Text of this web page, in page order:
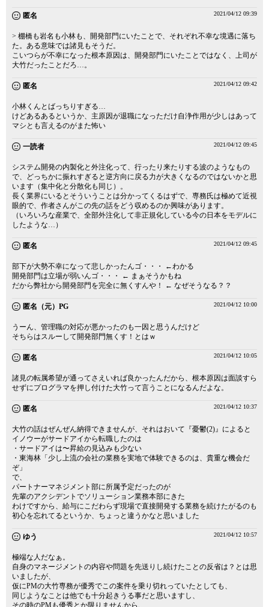
匿名 2021/04/12 09:39
> 棚橋も岩名も小林も、開発部門にいたことで、それぞれ不幸な境遇に落ち
た。ある意味では諸見もそうだ。
こいつらが不幸になった根本原因は、開発部門にいたことではなく、上司が
大竹だったことだろ…。
匿名 2021/04/12 09:42
小林くんとばっちりすぎる…
けどあるあるというか、主原因が退職になっただけ自浄作用が少しはあって
マシとも言えるのがまた怖い
一読者 2021/04/12 09:45
システム開発の内製化と外注化って、行ったり来たりする波のようなもの
で、どっちかに振れすぎると逆方向に戻る力が大きくなるのではないかと思
います（集中化と分散化も同じ）。
長く業界にいるとそういうことは分かってくるはずで、専務氏は極めて近視
眼的で、作者さんがこの先の話をどう収めるのか興味があります。
（いろいろな産業で、全部外注化して非正規化している今の日本をモデルに
したような…）
匿名 2021/04/12 09:45
部下が大勢不幸になって悲しかったんゴ・・・ ←わかる
開発部門は立場が弱いんゴ・・・ ← まぁそうかもね
だから弊社から開発部門を完全に無くすんや！ ← なぜそうなる？？
匿名（元）PG 2021/04/12 10:00
うーん、管理職の対応が悪かったのも一因と思うんだけど
そちらはスルーして開発部門無くす！とはｗ
匿名 2021/04/12 10:05
諸見の転属希望が通ってさえいれば良かったんだから、根本原因は面談すら
せずにプログラマを押し付けた大竹って言うことになるんだよな。
匿名 2021/04/12 10:37
大竹の話はぜんぜん納得できませんが、それはおいて『憂鬱(2)』によると
イノウーがサードアイから転職したのは
・サードアイは〜昇給の見込みも少ない
・東海林「少し上流の会社の業務を実地で体験できるのは、貴重な機会だ
ぞ」
で、
パートナーマネジメント部に所属予定だったのが
先輩のアクシデントでソリューション業務本部にきた
わけですから、給与にこだわらず現場で直接開発する業務を続けたがるのも
初心を忘れてるというか、ちょっと違うかなと思いました
ゆう 2021/04/12 10:57
極端な人だなぁ。
自身のマネージメントの内容や問題を先送りし続けたことの反省は？とは思
いましたが、
仮にPMの大竹専務が優秀でこの案件を乗り切れっていたとしても、
同じようなことは他でも十分起きうる事だと思いますし、